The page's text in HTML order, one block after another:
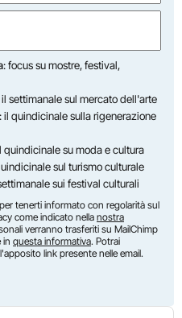
: focus su mostre, festival,
il settimanale sul mercato dell'arte
: il quindicinale sulla rigenerazione
quindicinale su moda e cultura
sul turismo culturale
sui festival culturali
tenerti informato con regolarità sul
come indicato nella nostra
verranno trasferiti su MailChimp
in questa informativa. Potrai
link presente nelle email.